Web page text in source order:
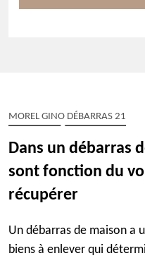
MOREL GINO DÉBARRAS 21
Dans un débarras
sont fonction du
récupérer
Un débarras de maison a
biens à enlever qui